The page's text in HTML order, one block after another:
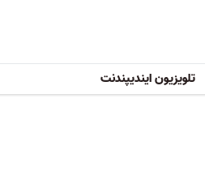
تلویزیون ایندیپندنت